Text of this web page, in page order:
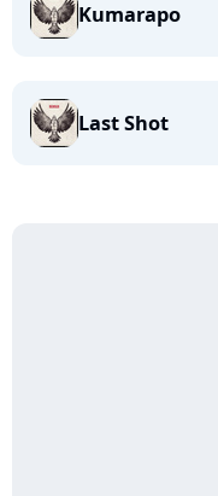
Kumarapo
Last Shot